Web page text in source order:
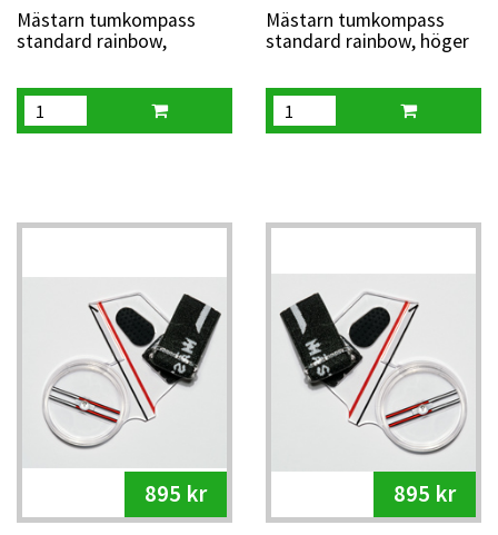
Mästarn tumkompass
standard rainbow,
Mästarn tumkompass
standard rainbow, höger
895 kr 895 kr